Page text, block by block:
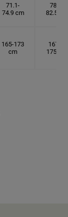
71.1-
74.9 cm
78.7-
82.5 cm
165-173
cm
167.5-
175 cm